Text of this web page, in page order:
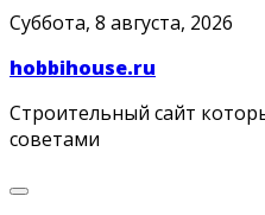
Skip
content
Суббота, 8 августа, 2026
hobbihouse.ru
Строительный сайт
советами